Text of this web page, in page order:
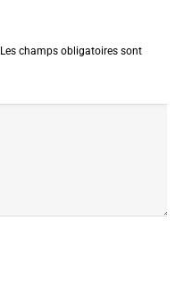
Les champs obligatoires sont